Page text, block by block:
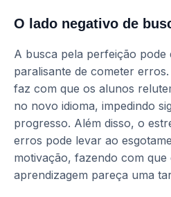
O lado negativo de
A busca pela perfeição pode
paralisante de cometer
faz com que os alunos
no novo idioma, impedindo
progresso. Além disso, o
erros pode levar ao
motivação, fazendo com que
aprendizagem pareça uma